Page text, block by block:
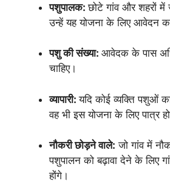
पशुपालक:छोटे गांव और शहरों
उन्हें यह योजना के लिए आवेदन
पशु की संख्या: आवेदक के पास
चाहिए।
व्यापारी:यदि कोई व्यक्ति पशुओं
वह भी इस योजना के लिए पात्र
नौकरी छोड़ने वाले: जो गांव में
पशुपालन को बढ़ावा देने के लिए
होंगे।